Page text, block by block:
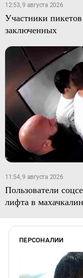
12:53, 9 августа 2026
Участники
заключенных
11:54, 9 августа 2026
Пользователи
лифта в
ПЕРСОНАЛИИ